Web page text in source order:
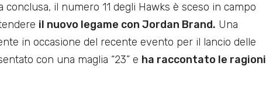
conclusa, il numero 11 degli Hawks è sceso in campo
il nuovo legame con Jordan Brand. Una
in occasione del recente evento per il lancio delle
con una maglia “23” e ha raccontato le ragioni